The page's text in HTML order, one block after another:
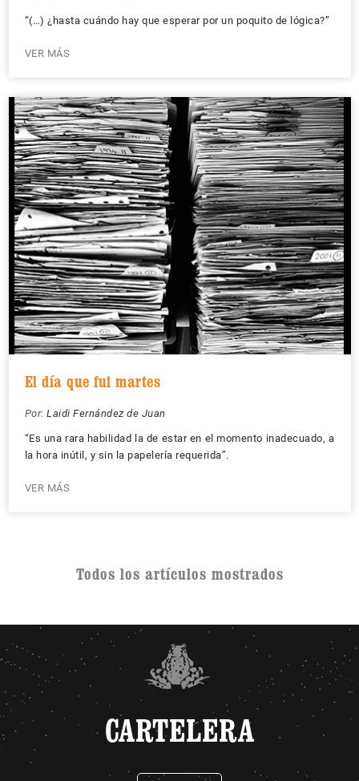
“(…) ¿hasta cuándo hay que esperar por un poquito de lógica?”
VER MÁS
El día que fui martes
Por: Laidi Fernández de Juan
“Es una rara habilidad la de estar en el momento inadecuado, a
la hora inútil, y sin la papelería requerida”.
VER MÁS
Todos los artículos mostrados
CARTELERA